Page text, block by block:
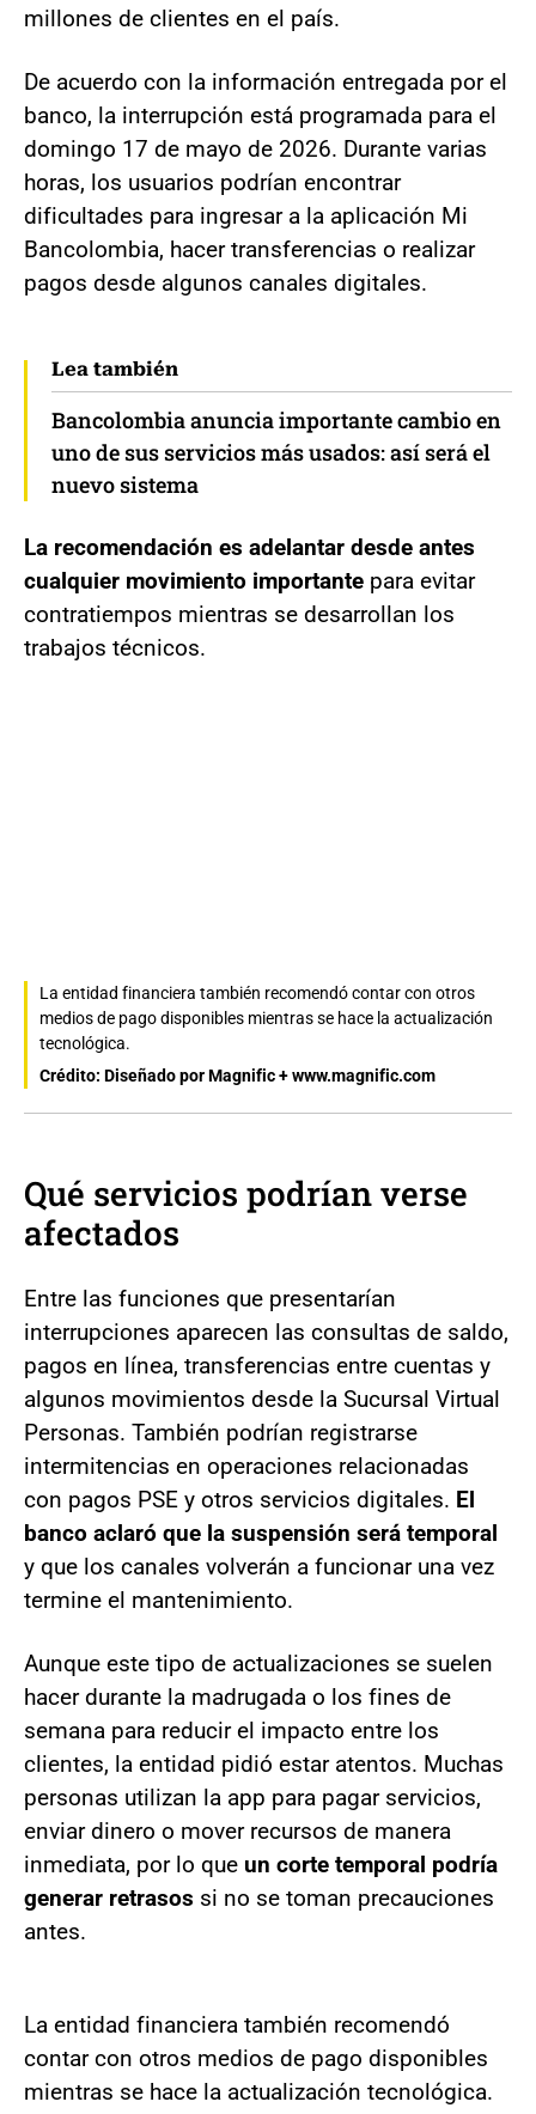
millones de clientes en el país.
De acuerdo con la información entregada por el
banco, la interrupción está programada para el
domingo 17 de mayo de 2026. Durante varias
horas, los usuarios podrían encontrar
dificultades para ingresar a la aplicación Mi
Bancolombia, hacer transferencias o realizar
pagos desde algunos canales digitales.
Lea también
Bancolombia anuncia importante cambio en
uno de sus servicios más usados: así será el
nuevo sistema
La recomendación es adelantar desde antes
cualquier movimiento importante para evitar
contratiempos mientras se desarrollan los
trabajos técnicos.
La entidad financiera también recomendó contar con otros
medios de pago disponibles mientras se hace la actualización
tecnológica.
Crédito: Diseñado por Magnific + www.magnific.com
Qué servicios podrían verse
afectados
Entre las funciones que presentarían
interrupciones aparecen las consultas de saldo,
pagos en línea, transferencias entre cuentas y
algunos movimientos desde la Sucursal Virtual
Personas. También podrían registrarse
intermitencias en operaciones relacionadas
con pagos PSE y otros servicios digitales. El
banco aclaró que la suspensión será temporal
y que los canales volverán a funcionar una vez
termine el mantenimiento.
Aunque este tipo de actualizaciones se suelen
hacer durante la madrugada o los fines de
semana para reducir el impacto entre los
clientes, la entidad pidió estar atentos. Muchas
personas utilizan la app para pagar servicios,
enviar dinero o mover recursos de manera
inmediata, por lo que un corte temporal podría
generar retrasos si no se toman precauciones
antes.
La entidad financiera también recomendó
contar con otros medios de pago disponibles
mientras se hace la actualización tecnológica.